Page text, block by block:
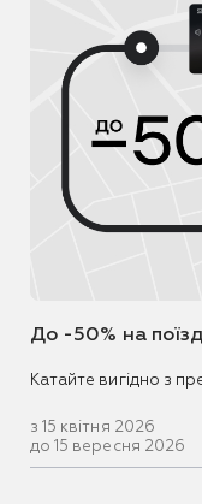
До -50% на
Катайте вигідно з
з 15 квітня 2026
до 15 вересня 2026